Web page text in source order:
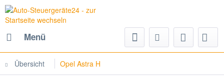
Menü
Übersicht Opel Astra H